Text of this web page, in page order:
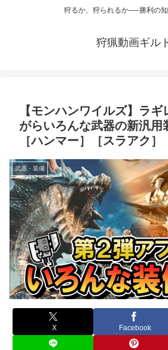
狩るか、狩られるか──勝利の知
狩猟動画ギル
【モンハンワイルズ】ラ
がらいろんな武器の新汎用
［ハンマー］［スラアク］
武器・装備
X Facebook